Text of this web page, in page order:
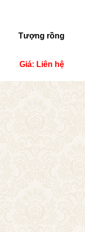
Tượng rồng
Giá: Liên hệ